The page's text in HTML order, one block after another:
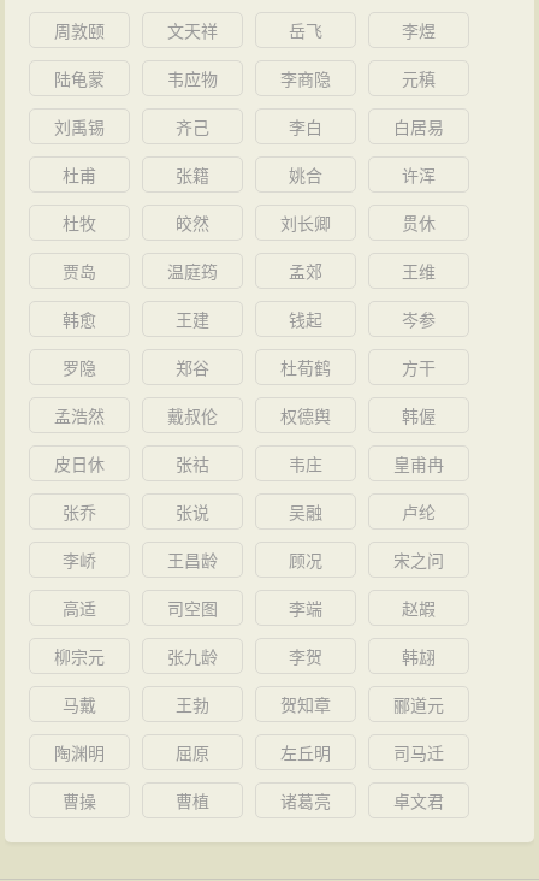
周敦颐 文天祥 岳飞 李煜
陆龟蒙 韦应物 李商隐 元稹
刘禹锡 齐己 李白 白居易
杜甫 张籍 姚合 许浑
杜牧 皎然 刘长卿 贯休
贾岛 温庭筠 孟郊 王维
韩愈 王建 钱起 岑参
罗隐 郑谷 杜荀鹤 方干
孟浩然 戴叔伦 权德舆 韩偓
皮日休 张祜 韦庄 皇甫冉
张乔 张说 吴融 卢纶
李峤 王昌龄 顾况 宋之问
高适 司空图 李端 赵嘏
柳宗元 张九龄 李贺 韩翃
马戴 王勃 贺知章 郦道元
陶渊明 屈原 左丘明 司马迁
曹操 曹植 诸葛亮 卓文君